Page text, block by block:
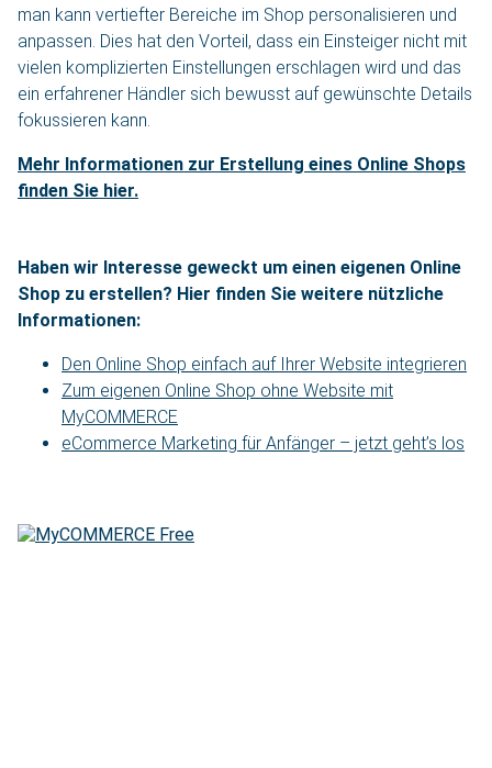
man kann vertiefter Bereiche im Shop personalisieren und
anpassen. Dies hat den Vorteil, dass ein Einsteiger nicht mit
vielen komplizierten Einstellungen erschlagen wird und das
ein erfahrener Händler sich bewusst auf gewünschte Details
fokussieren kann.
Mehr Informationen zur Erstellung eines Online Shops
finden Sie hier.
Haben wir Interesse geweckt um einen eigenen Online
Shop zu erstellen? Hier finden Sie weitere nützliche
Informationen:
Den Online Shop einfach auf Ihrer Website integrieren
Zum eigenen Online Shop ohne Website mit
MyCOMMERCE
eCommerce Marketing für Anfänger – jetzt geht’s los